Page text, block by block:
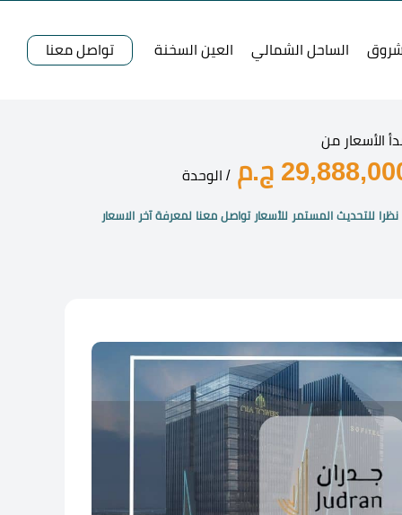
الساحل الشمالي العين السخنة تواصل معنا
الأسعار من
ج.م / الوحدة
نظرا للتحديث المستمر للأسعار تواصل معنا لمعرفة آخر الاسعار